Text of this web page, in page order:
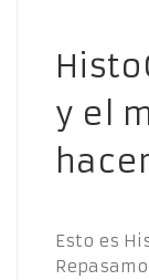
y el
Esto es